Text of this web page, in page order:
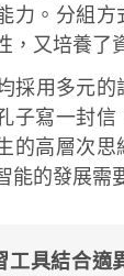
力。分組
，又培養了
採用多元
子寫一封
的高層次
能的發展需
工具結合適